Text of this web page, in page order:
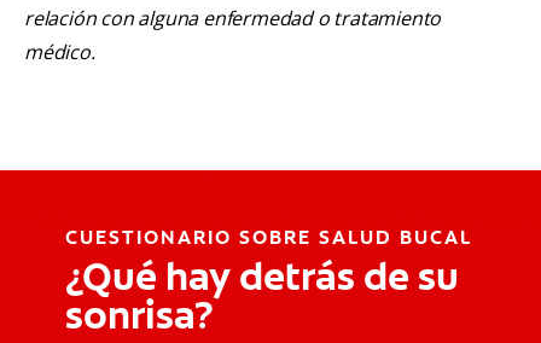
relación con alguna enfermedad o tratamiento
médico.
CUESTIONARIO SOBRE SALUD BUCAL
¿Qué hay detrás de su
sonrisa?